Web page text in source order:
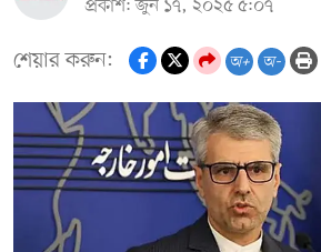
প্রকাশ: জুন ১৭, ২০২৫ ৫:০৭
শেয়ার করুন: অ+ অ-